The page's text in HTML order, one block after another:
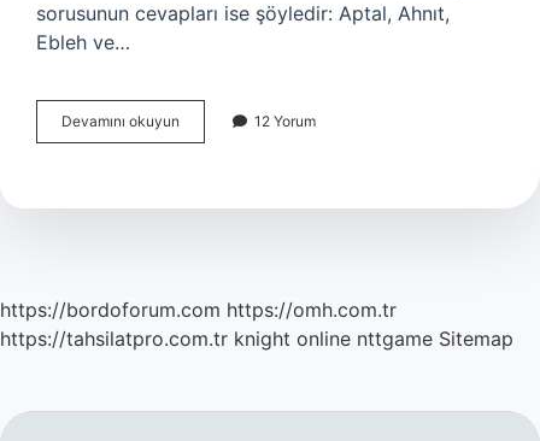
sorusunun cevapları ise şöyledir: Aptal, Ahnıt,
Ebleh ve…
Devamını okuyun
Anlamı
12 Yorum
https://bordoforum.com https://omh.com.tr
https://tahsilatpro.com.tr knight online nttgame Sitemap